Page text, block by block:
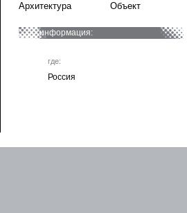
Архитектура Объект
информация:
где:
Россия